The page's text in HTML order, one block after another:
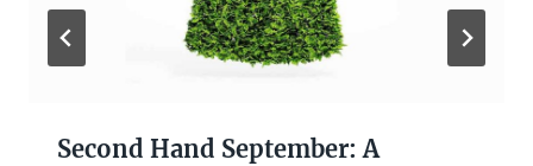
Second Hand September: A